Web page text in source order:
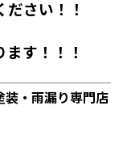
ださい！！
す！！！
装・雨漏り専門店